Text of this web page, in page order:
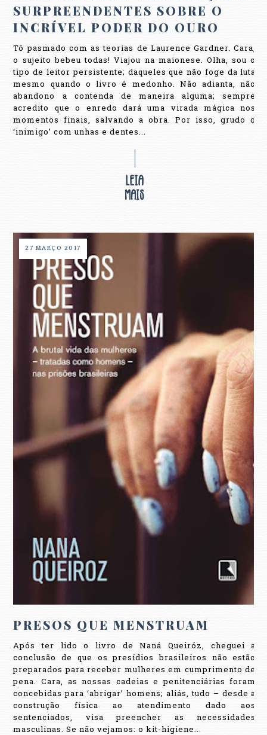
SURPREENDENTES SOBRE O
INCRÍVEL PODER DO OURO
Tô pasmado com as teorias de Laurence Gardner. Cara,
o sujeito bebeu todas! Viajou na maionese. Olha, sou o
tipo de leitor persistente; daqueles que não foge da luta
mesmo quando o livro é medonho. Não adianta, não
abandono a contenda de maneira alguma; sempre
acredito que o enredo dará uma virada mágica nos
momentos finais, salvando a obra. Por isso, grudo o
‘inimigo’ com unhas e dentes...
27 MARÇO 2017
PRESOS QUE MENSTRUAM
Após ter lido o livro de Naná Queiróz, cheguei a
conclusão de que os presídios brasileiros não estão
preparados para receber mulheres em cumprimento de
pena. Cara, as nossas cadeias e penitenciárias foram
concebidas para ‘abrigar’ homens; aliás, tudo – desde a
construção física ao atendimento dado aos
sentenciados, visa preencher as necessidades
masculinas. Se não vejamos: o kit-higiene...